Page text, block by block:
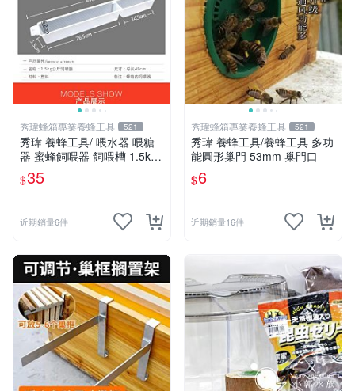
秀瑋蜂箱專業養蜂工具 521
秀瑋 養蜂工具/ 喂水器 喂糖
器 蜜蜂飼喂器 飼喂槽 1.5kg
喂水器 加厚型
$35
近期銷量6件
秀瑋蜂箱專業養蜂工具 521
秀瑋 養蜂工具/養蜂工具 多功
能圓形巢門 53mm 巢門口
$6
近期銷量16件